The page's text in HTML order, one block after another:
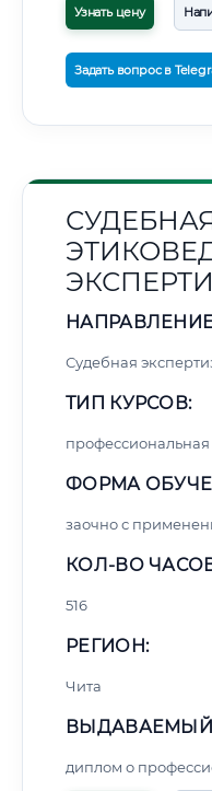
Узнать цену
Задать вопрос в
Судебная
ТИП КУРСОВ:
ФОРМА
заочно с
КОЛ-ВО
516
РЕГИОН:
Чита
ВЫДАВАЕМЫЙ
диплом о